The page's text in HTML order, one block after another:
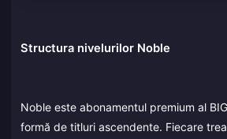
Structura nivelurilor Noble
Noble este abonamentul premium al
formă de titluri ascendente. Fiecare